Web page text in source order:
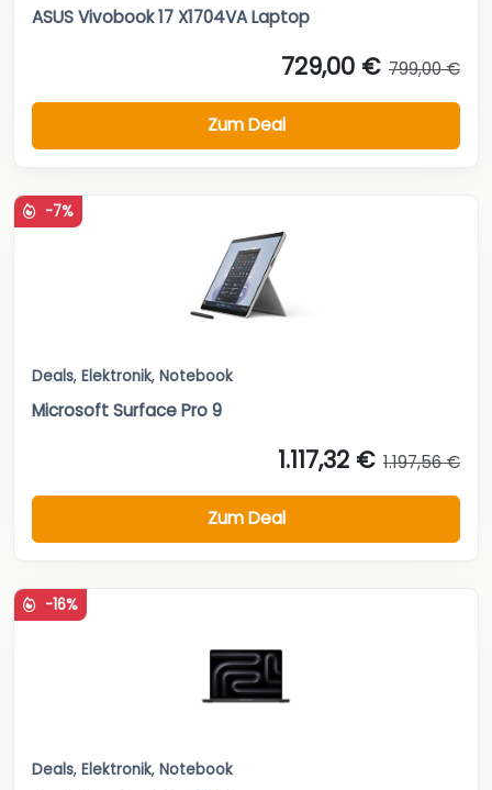
ASUS Vivobook 17 X1704VA Laptop
729,00 € 799,00 €
Zum Deal
-7%
Deals, Elektronik, Notebook
Microsoft Surface Pro 9
1.117,32 € 1.197,56 €
Zum Deal
-16%
Deals, Elektronik, Notebook